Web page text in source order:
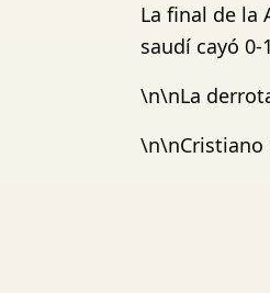
La final de la
saudí cayó 0-
\n\nLa
\n\nCristiano